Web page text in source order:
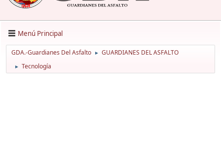
Menú Principal
GDA.-Guardianes Del Asfalto ► GUARDIANES DEL ASFALTO
► Tecnología